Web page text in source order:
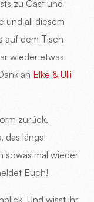
zu Gast und
und all diesem
auf dem Tisch
wieder etwas
an Elke & Ulli
zurück,
das längst
sowas mal wieder
Euch!
Und wisst ihr